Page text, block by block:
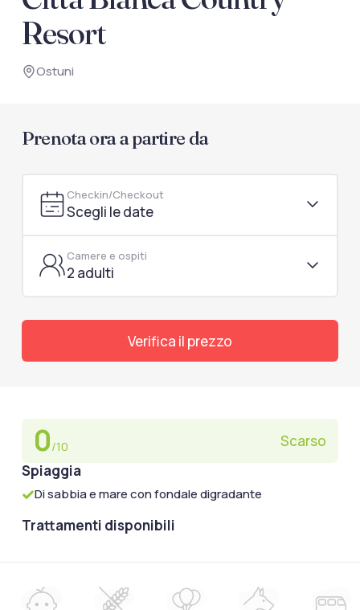
documenti di viaggio.
Resort
Ostuni
Prenota ora a partire da
Checkin/Checkout
Scegli le date
Camere e ospiti
2 adulti
Verifica il prezzo
0/10
Scarso
Spiaggia
Di sabbia e mare con fondale digradante
Trattamenti disponibili